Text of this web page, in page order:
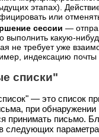
этапах).
или
сессии —
выполнить какую-
не требует уже
индексацию почты
списки"
— это список
при
принимать письмо.
следующих